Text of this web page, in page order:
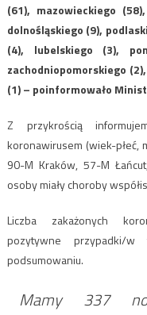
(61), mazowieckiego
dolnośląskiego (9),
(4), lubelskiego (3),
zachodniopomorskiego
(1) – poinformowało
Z przykrością
koronawirusem (wiek-płeć,
90-M Kraków, 57-M
osoby miały choroby
Liczba zakażonych
pozytywne przypadki/
podsumowaniu.
Mamy 337